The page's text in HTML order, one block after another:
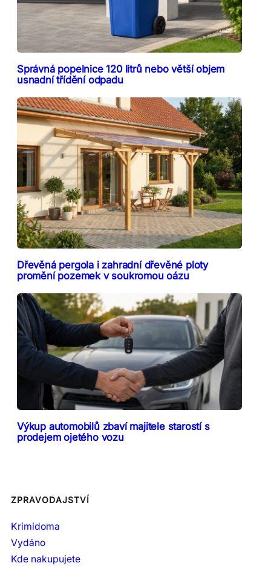
Správná popelnice 120 litrů nebo větší objem
usnadní třídění odpadu
Dřevěná pergola i zahradní dřevěné ploty
promění pozemek v soukromou oázu
Výkup automobilů zbaví majitele starostí s
prodejem ojetého vozu
ZPRAVODAJSTVÍ
Krimidoma
Vydáno
Kde nakupujete